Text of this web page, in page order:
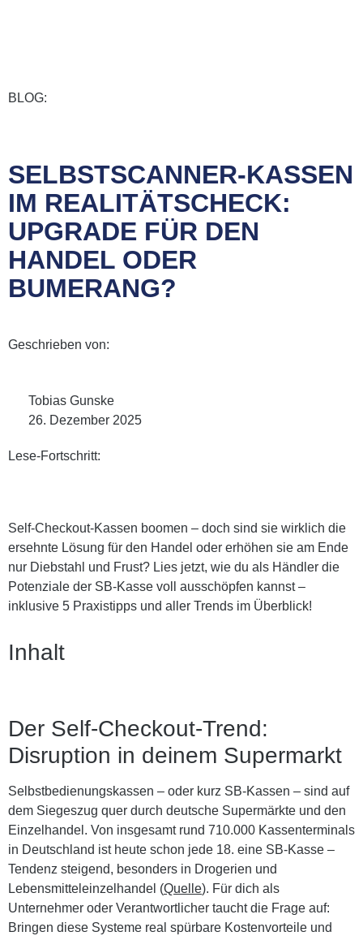
BLOG:
SELBSTSCANNER-KASSEN
IM REALITÄTSCHECK:
UPGRADE FÜR DEN
HANDEL ODER
BUMERANG?
Geschrieben von:
Tobias Gunske
26. Dezember 2025
Lese-Fortschritt:
Self-Checkout-Kassen boomen – doch sind sie wirklich die
ersehnte Lösung für den Handel oder erhöhen sie am Ende
nur Diebstahl und Frust? Lies jetzt, wie du als Händler die
Potenziale der SB-Kasse voll ausschöpfen kannst –
inklusive 5 Praxistipps und aller Trends im Überblick!
Inhalt
Der Self-Checkout-Trend:
Disruption in deinem Supermarkt
Selbstbedienungskassen – oder kurz SB-Kassen – sind auf
dem Siegeszug quer durch deutsche Supermärkte und den
Einzelhandel. Von insgesamt rund 710.000 Kassenterminals
in Deutschland ist heute schon jede 18. eine SB-Kasse –
Tendenz steigend, besonders in Drogerien und
Lebensmitteleinzelhandel (Quelle). Für dich als
Unternehmer oder Verantwortlicher taucht die Frage auf:
Bringen diese Systeme real spürbare Kostenvorteile und